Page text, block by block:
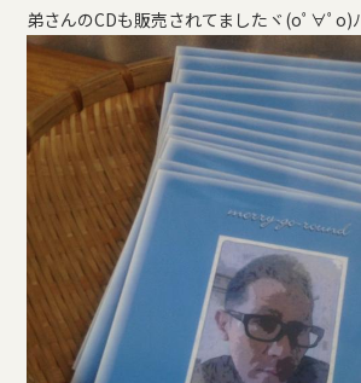
弟さんのCDも販売されてましたヾ(oﾟ∀ﾟo)ﾉ